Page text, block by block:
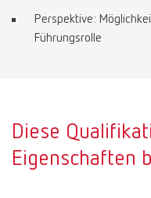
Perspektive:
Führungsrolle
Diese
Eigenschaften